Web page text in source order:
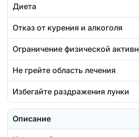
Диета
Отказ от курения и алкоголя
Ограничение физической
Не грейте область лечения
Избегайте раздражения лунки
Описание